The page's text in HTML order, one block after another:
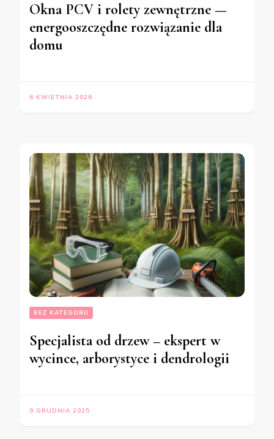
Okna PCV i rolety zewnętrzne —
energooszczędne rozwiązanie dla
domu
6 KWIETNIA 2026
BEZ KATEGORII
Specjalista od drzew – ekspert w
wycince, arborystyce i dendrologii
9 GRUDNIA 2025